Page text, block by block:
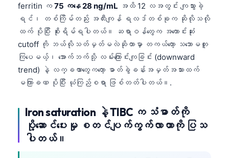
ferritin က 75 ကနေ 28 ng/mL အထိ 12 လအတွင်း ကျသွားခဲ့
ရင်၊ တစ်ကြိမ်တည်း အထီးကျန် ရလဒ်တစ်ခုက ဆိုလိုသလို
ထက် ပိုပြီး စိုးရိမ်ရပါတယ်။ ဆရာဝန်တွေက အကောင်းဆုံး
cutoff ကို ဘယ်လိုသတ်မှတ်မလဲဆိုတာမှာ တကယ်တော့ သဘောမတူ
ကြပေမယ့်၊ အောက်ဘက်သို့ လမ်းကြောင်းကျခြင်း (downward
trend) နဲ့ လက္ခဏာတွေကတော့ ဓာတ်ခွဲခန်းအမှတ်အသားထက်
မကြာခဏ ပိုပြီး ယုံကြည်စရာ ဖြစ်တတ်ပါတယ်။.
Iron saturation နဲ့ TIBC က သံဓာတ်ကို
ပို့ဆောင်ပေးမှု စတင်ပျက်ကွက်လာတာကို ပြသ
ပါတယ်။